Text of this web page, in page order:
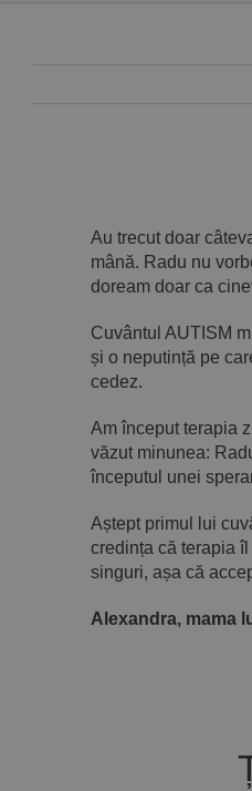
Au trecut doar
mână. Radu nu
doream doar ca
Cuvântul AUTISM
și o neputință pe
cedez.
Am început terapia
văzut minunea:
începutul unei
Aștept primul lui
credința că terapia
singuri, așa că
Alexandra, mama